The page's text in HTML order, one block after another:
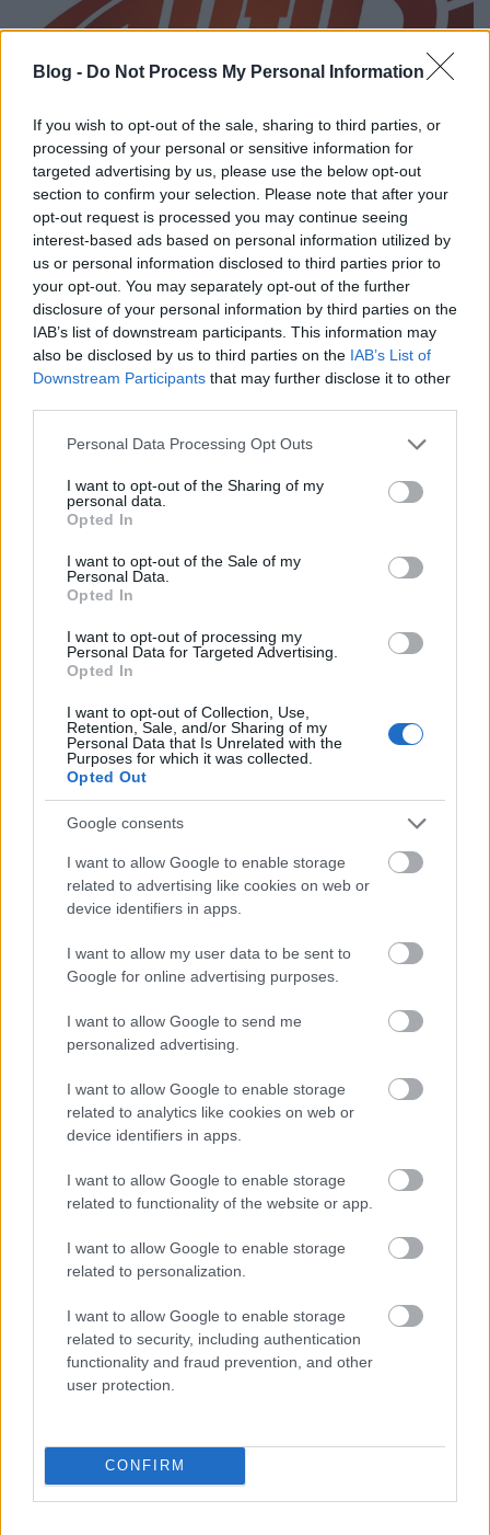
Blog - Do Not Process My Personal Information
If you wish to opt-out of the sale, sharing to third parties, or
processing of your personal or sensitive information for
targeted advertising by us, please use the below opt-out
section to confirm your selection. Please note that after your
opt-out request is processed you may continue seeing
interest-based ads based on personal information utilized by
us or personal information disclosed to third parties prior to
your opt-out. You may separately opt-out of the further
disclosure of your personal information by third parties on the
IAB’s list of downstream participants. This information may
also be disclosed by us to third parties on the IAB’s List of
Downstream Participants that may further disclose it to other
Please note that this website/app uses one or more Google
not limited to your visit or usage behaviour. You may click to
grant or deny consent to Google and its third-party tags to
use your data for below specified purposes in below Google
consent section.
Personal Data Processing Opt Outs
I want to opt-out of the Sharing of my
personal data.
Opted In
I want to opt-out of the Sale of my
Personal Data.
Opted In
I want to opt-out of processing my
Personal Data for Targeted Advertising.
Opted In
I want to opt-out of Collection, Use,
Retention, Sale, and/or Sharing of my
Personal Data that Is Unrelated with the
Purposes for which it was collected.
Opted Out
Google consents
I want to allow Google to enable storage
related to advertising like cookies on web or
device identifiers in apps.
I want to allow my user data to be sent to
Google for online advertising purposes.
I want to allow Google to send me
personalized advertising.
I want to allow Google to enable storage
related to analytics like cookies on web or
device identifiers in apps.
I want to allow Google to enable storage
related to functionality of the website or app.
I want to allow Google to enable storage
related to personalization.
I want to allow Google to enable storage
related to security, including authentication
functionality and fraud prevention, and other
user protection.
CONFIRM
Tíz év után visszatérhet az Aktív a
TV2-re
FoA•2026. július 28.
Meglepetés a javából.
Pachmann Péter a TV2 Híradó, Liptai
Claudia a Mokka műsorvezetőjeként
térhet vissza
2026. július 22.
Nagy változások előtt állnak a TV2 hírműsorai...